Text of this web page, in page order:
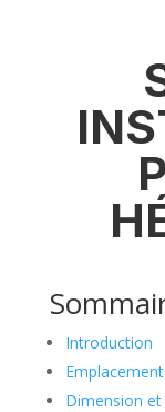
Introduction
Dimension